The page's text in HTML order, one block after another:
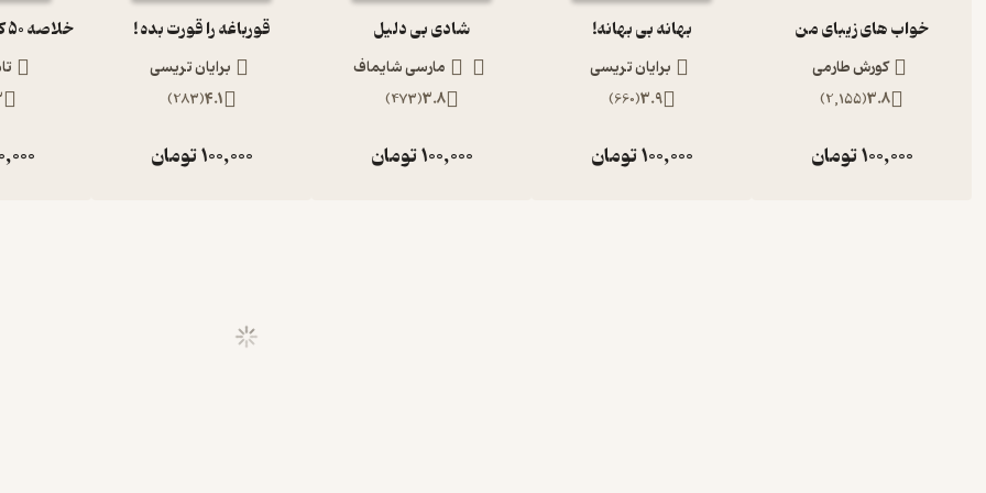
خواب های زیبای من
کورش طارمی
3.8
(
2,155
)
100,000تومان
بهانه بی بهانه!
برایان تریسی
3.9
(
660
)
100,000تومان
شادی بی دلیل
مارسی شایماف
3.8
(
473
)
100,000تومان
قورباغه را قورت بده !
برایان تریسی
4.1
(
283
)
100,000تومان